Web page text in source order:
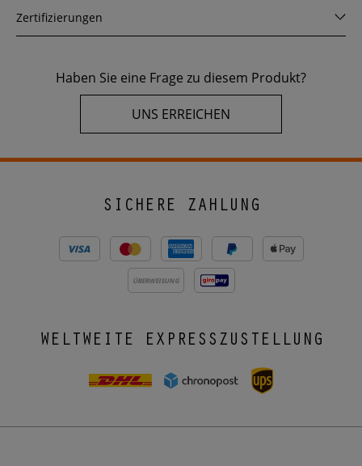
Zertifizierungen
Haben Sie eine Frage zu diesem Produkt?
UNS ERREICHEN
SICHERE ZAHLUNG
ÜBERWEISUNG
WELTWEITE EXPRESSZUSTELLUNG